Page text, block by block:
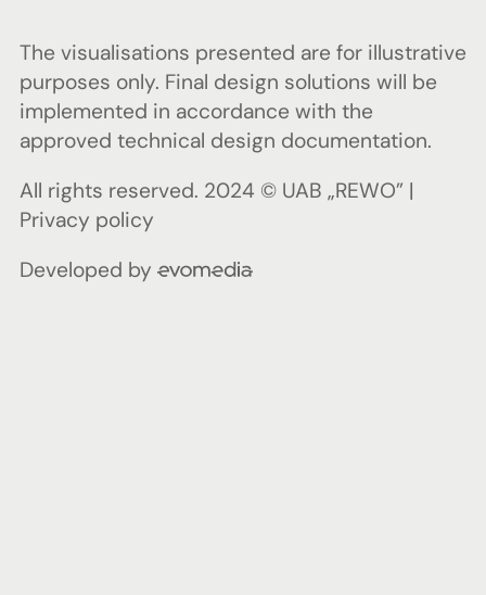
The visualisations presented are for illustrative
purposes only. Final design solutions will be
implemented in accordance with the
approved technical design documentation.
All rights reserved. 2024 © UAB „REWO” |
Privacy policy
Developed by